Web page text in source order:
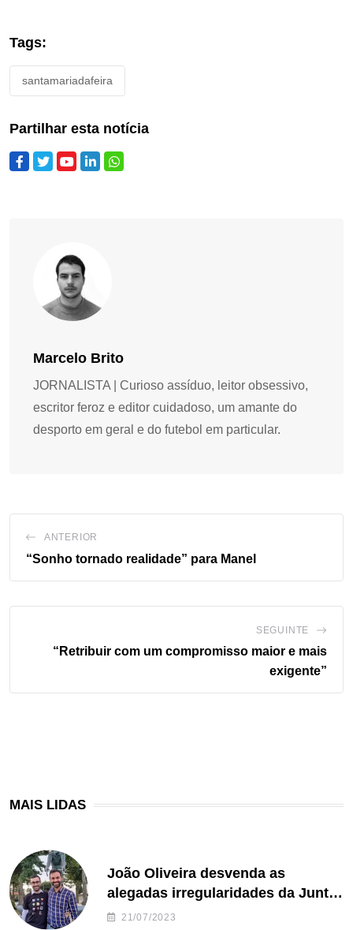
Tags:
santamariadafeira
Partilhar esta notícia
Marcelo Brito
JORNALISTA | Curioso assíduo, leitor obsessivo,
escritor feroz e editor cuidadoso, um amante do
desporto em geral e do futebol em particular.
ANTERIOR
“Sonho tornado realidade” para Manel
SEGUINTE
“Retribuir com um compromisso maior e mais
exigente”
MAIS LIDAS
João Oliveira desvenda as
alegadas irregularidades da Junta
de Freguesia S. João de Ver
21/07/2023